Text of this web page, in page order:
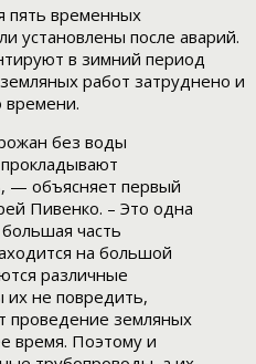
пять временных
установлены после аварий.
в зимний период
работ затруднено и
времени.
без воды
— объясняет первый
Пивенко. – Это одна
часть
на большой
различные
их не повредить,
проведение земляных
время. Поэтому и